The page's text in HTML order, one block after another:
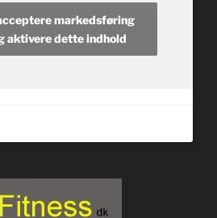
markedsføring
aktivere dette indhold